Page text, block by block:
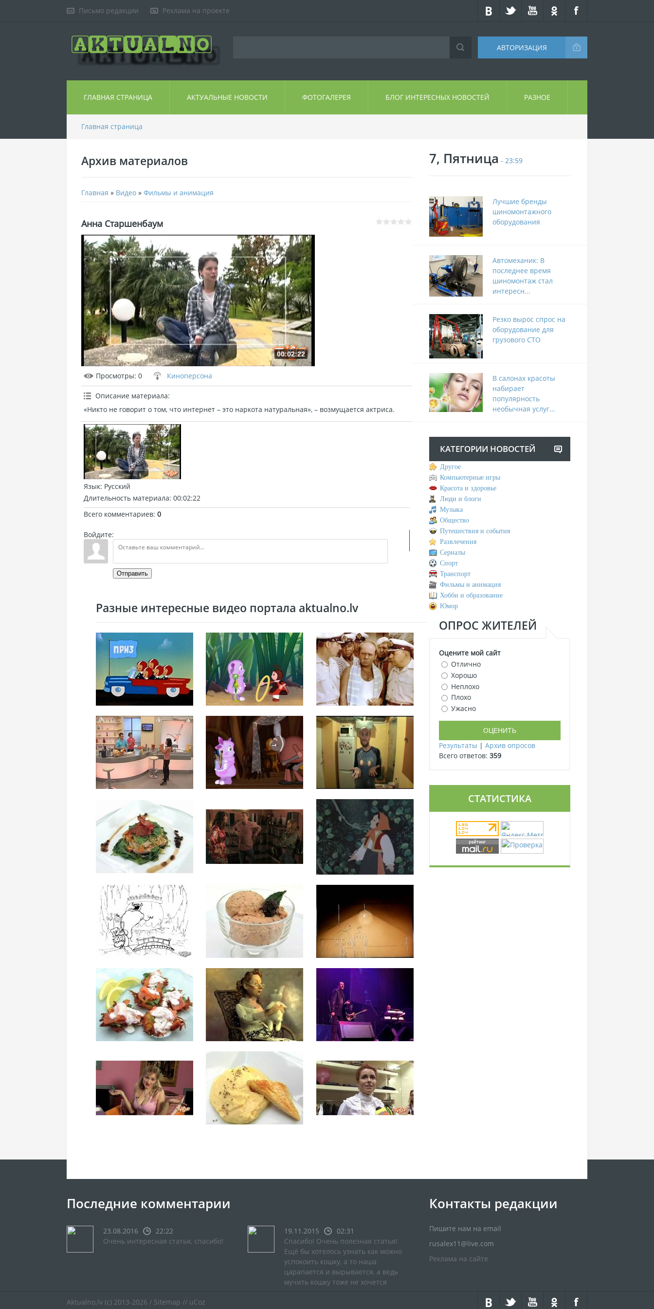
Письмо редакции Реклама на проекте
АВТОРИЗАЦИЯ
ГЛАВНАЯ СТРАНИЦА АКТУАЛЬНЫЕ НОВОСТИ ФОТОГАЛЕРЕЯ БЛОГ ИНТЕРЕСНЫХ НОВОСТЕЙ РАЗНОЕ
Главная страница
Архив материалов
Главная » Видео » Фильмы и анимация
Анна Старшенбаум
00:02:22
Просмотры: 0 Киноперсона
Описание материала:
«Никто не говорит о том, что интернет – это наркота натуральная», – возмущается актриса.
Язык: Русский
Длительность материала: 00:02:22
Всего комментариев: 0
Войдите:
Отправить
Разные интересные видео портала aktualno.lv
7, Пятница - 23:59
Лучшие бренды
шиномонтажного
оборудования
Автомеханик: В
последнее время
шиномонтаж стал
интересн...
Резко вырос спрос на
оборудование для
грузового СТО
В салонах красоты
набирает
популярность
необычная услуг...
КАТЕГОРИИ НОВОСТЕЙ
Другое
Компьютерные игры
Красота и здоровье
Люди и блоги
Музыка
Общество
Путешествия и события
Развлечения
Сериалы
Спорт
Транспорт
Фильмы и анимация
Хобби и образование
Юмор
ОПРОС ЖИТЕЛЕЙ
Оцените мой сайт
Отлично
Хорошо
Неплохо
Плохо
Ужасно
Результаты | Архив опросов
Всего ответов: 359
СТАТИСТИКА
Последние комментарии
23.08.2016
22:22
Очень интересная статья, спасибо!
19.11.2015
02:31
Спасибо! Очень полезная статья!
Ещё бы хотелось узнать как можно
успокоить кошку, а то наша
царапается и вырывается, а ведь
мучить кошку тоже не хочется
Контакты редакции
Пишите нам на email
rusalex11@live.com
Реклама на сайте
Aktualno.lv (c) 2013-2026 / Sitemap // uCoz